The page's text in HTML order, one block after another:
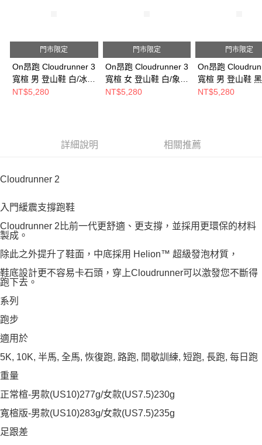
門市限定
On昂跑 Cloudrunner 3
寬楦 男 登山鞋 白/冰川
灰 ON3MG10090813
NT$5,280
門市限定
On昂跑 Cloudrunner 3
寬楦 女 登山鞋 白/象牙
白 ON3WG10070924
NT$5,280
門市限定
On昂跑
寬楦 男 登山鞋 黑
NT$5,280
詳細說明 相關推薦
Cloudrunner 2
入門緩震支撐跑鞋
Cloudrunner 2比前一代更舒適、更支撐，並採用更環保的材料
製成。
除此之外提升了鞋面，中底採用 Helion™ 超級發泡材質，
鞋底設計更不容易卡石頭，穿上Cloudrunner可以激發您不斷得
跑下去。
系列
跑步
適用於
5K, 10K, 半馬, 全馬, 恢復跑, 路跑, 間歇訓練, 短跑, 長跑, 每日跑
重量
正常楦-男款(US10)277g/女款(US7.5)230g
寬楦版-男款(US10)283g/女款(US7.5)235g
足跟差